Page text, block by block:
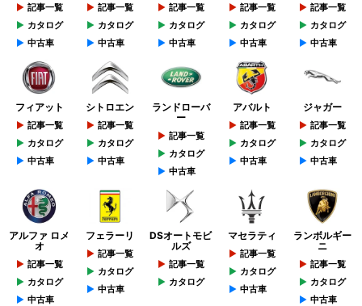
記事一覧
カタログ
中古車
記事一覧
カタログ
中古車
記事一覧
カタログ
中古車
記事一覧
カタログ
中古車
記事一覧
カタログ
中古車
フィアット
記事一覧
カタログ
中古車
シトロエン
記事一覧
カタログ
中古車
ランドローバ
ー
記事一覧
カタログ
中古車
アバルト
記事一覧
カタログ
中古車
ジャガー
記事一覧
カタログ
中古車
アルファ ロメ
オ
記事一覧
カタログ
中古車
フェラーリ
記事一覧
カタログ
中古車
DSオートモビ
ルズ
記事一覧
カタログ
マセラティ
記事一覧
カタログ
中古車
ランボルギー
ニ
記事一覧
カタログ
中古車